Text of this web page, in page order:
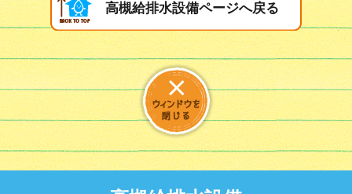
高槻給排水設備ページへ戻る